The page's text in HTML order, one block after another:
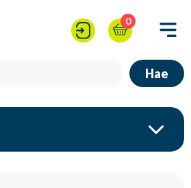
0
Hae